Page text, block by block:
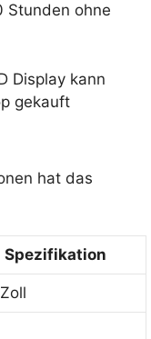
Stunden ohne
Display kann
gekauft
hat das
Spezifikation